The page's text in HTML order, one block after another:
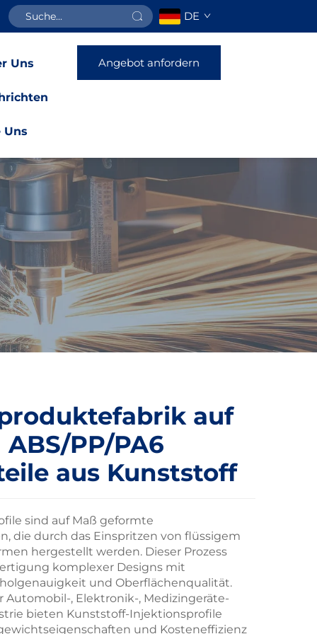
DE
Uns
Uns
Angebot anfordern
auf
PP/PA6
aus Kunststoff
sind auf Maß geformte
die durch das Einspritzen von flüssigem
hergestellt werden. Dieser Prozess
komplexer Designs mit
und Oberflächenqualität.
Automobil-, Elektronik-, Medizingeräte-
bieten Kunststoff-Injektionsprofile
und Kosteneffizienz